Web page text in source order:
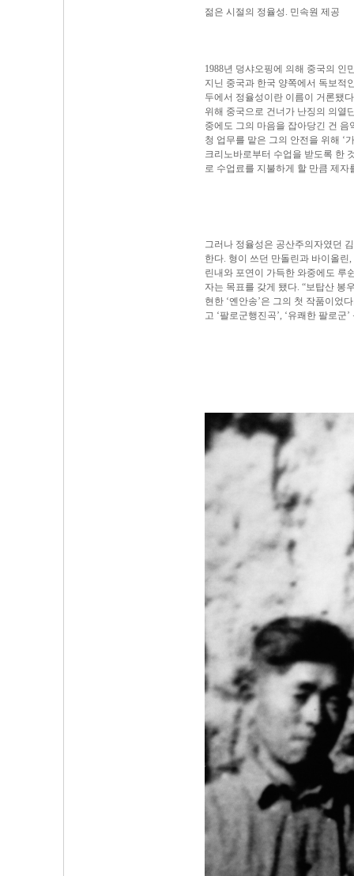
젊은 시절의 정율성. 민속원 제공
1988년 덩샤오핑에 의해 중국의 인
지닌 중국과 한국 양쪽에서 독보적
두에서 정율성이란 이름이 거론됐
위해 중국으로 건너가 난징의 의열
중에도 그의 마음을 잡아당긴 건
청 업무를 맡은 그의 안전을 위해 ‘
크리노바로부터 수업을 받도록 한
로 수업료를 지불하게 할 만큼 제
그러나 정율성은 공산주의자였던
한다. 형이 쓰던 만돌린과 바이올
린내와 포연이 가득한 와중에도 루
자는 목표를 갖게 됐다. “보탑산 봉
현한 ‘옌안송’은 그의 첫 작품이었
고 ‘팔로군행진곡’, ‘유쾌한 팔로군